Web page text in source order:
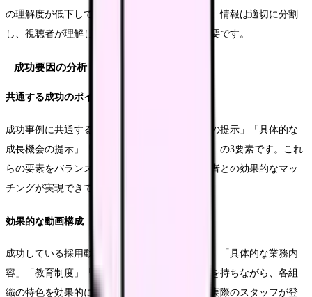
の理解度が低下してしまった事例がありました。情報は適切に分割
し、視聴者が理解しやすい構成にすることが重要です。
成功要因の分析
共通する成功のポイント
成功事例に共通するのは、「リアルな職場環境の提示」「具体的な
成長機会の提示」「組織の価値観の明確な伝達」の3要素です。これ
らの要素をバランスよく盛り込むことで、応募者との効果的なマッ
チングが実現できています。
効果的な動画構成
成功している採用動画の多くは、「組織の概要」「具体的な業務内
容」「教育制度」「先輩の声」という基本構成を持ちながら、各組
織の特色を効果的に織り込んでいます。特に、実際のスタッフが登